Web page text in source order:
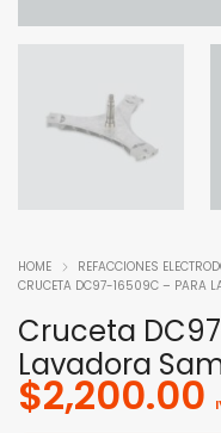
HOME REFACCIONES
CRUCETA DC97-16509C – PARA
Cruceta
Lavadora
$2,200.00